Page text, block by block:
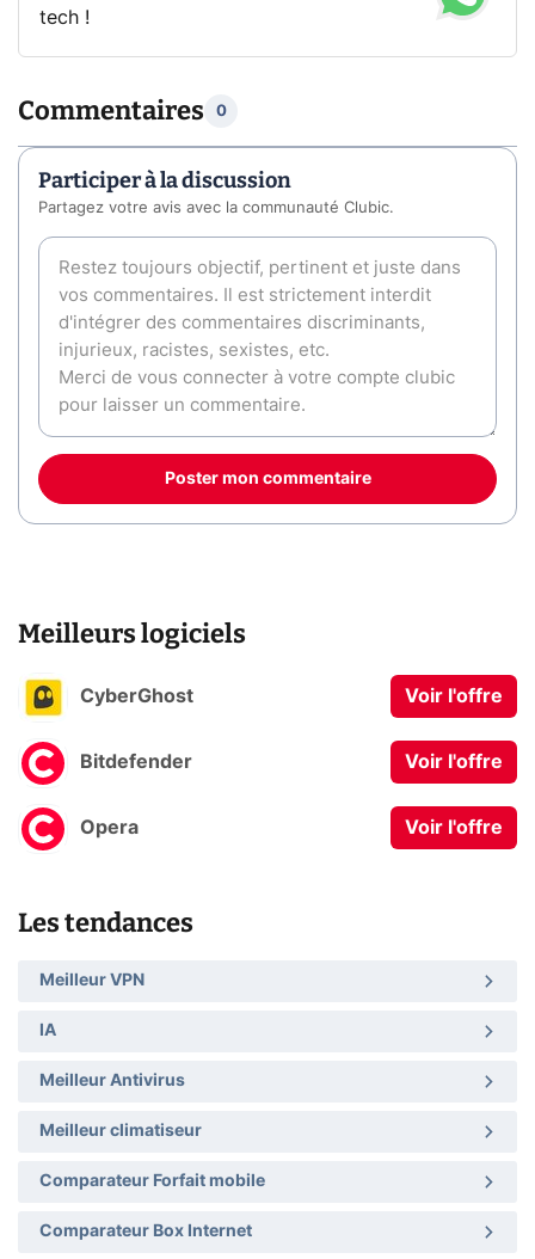
tech !
Commentaires 0
Participer à la discussion
Partagez votre avis avec la communauté Clubic.
Poster mon commentaire
Meilleurs logiciels
CyberGhost Voir l'offre
Bitdefender Voir l'offre
Opera Voir l'offre
Les tendances
Meilleur VPN
IA
Meilleur Antivirus
Meilleur climatiseur
Comparateur Forfait mobile
Comparateur Box Internet